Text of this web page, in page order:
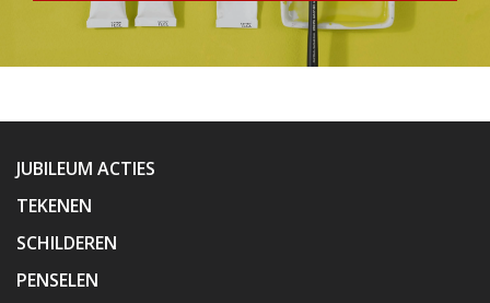
JUBILEUM ACTIES
TEKENEN
SCHILDEREN
PENSELEN